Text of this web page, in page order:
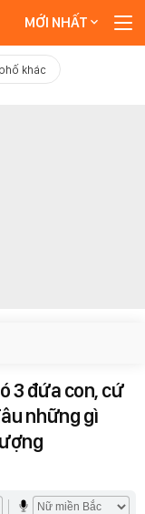
MỚI NHẤT
khác
3 đứa con, cứ
những gì